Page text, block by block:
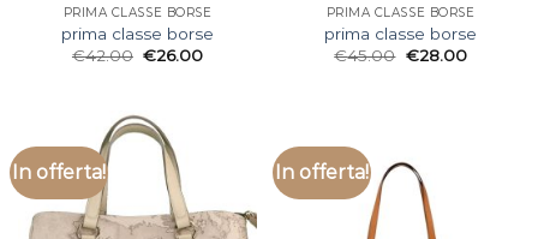
PRIMA CLASSE BORSE
prima classe borse
€42.00 €26.00
PRIMA CLASSE BORSE
prima classe borse
€45.00 €28.00
In offerta! In offerta!